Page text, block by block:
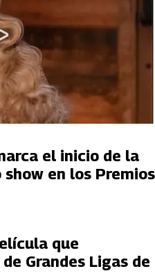
el inicio de la
en los Premios
que
Grandes Ligas de